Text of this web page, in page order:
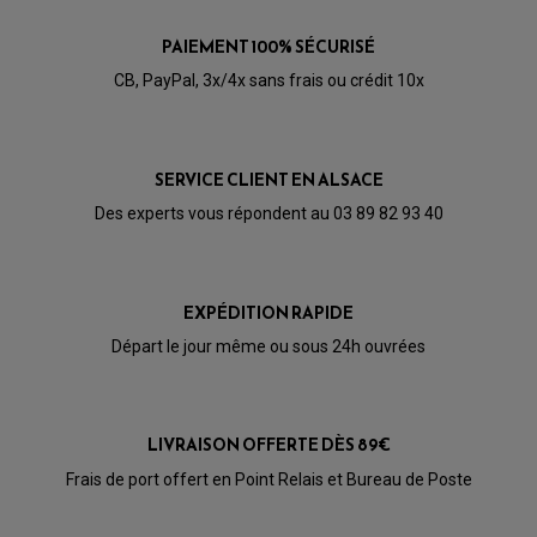
PARTIE CYCLE QUAD
BIELLETTES DE DIRECTION
PAIEMENT 100% SÉCURISÉ
CB, PayPal, 3x/4x sans frais ou crédit 10x
SERVICE CLIENT EN ALSACE
Des experts vous répondent au 03 89 82 93 40
EXPÉDITION RAPIDE
Départ le jour même ou sous 24h ouvrées
LIVRAISON OFFERTE DÈS 89€
Frais de port offert en Point Relais et Bureau de Poste